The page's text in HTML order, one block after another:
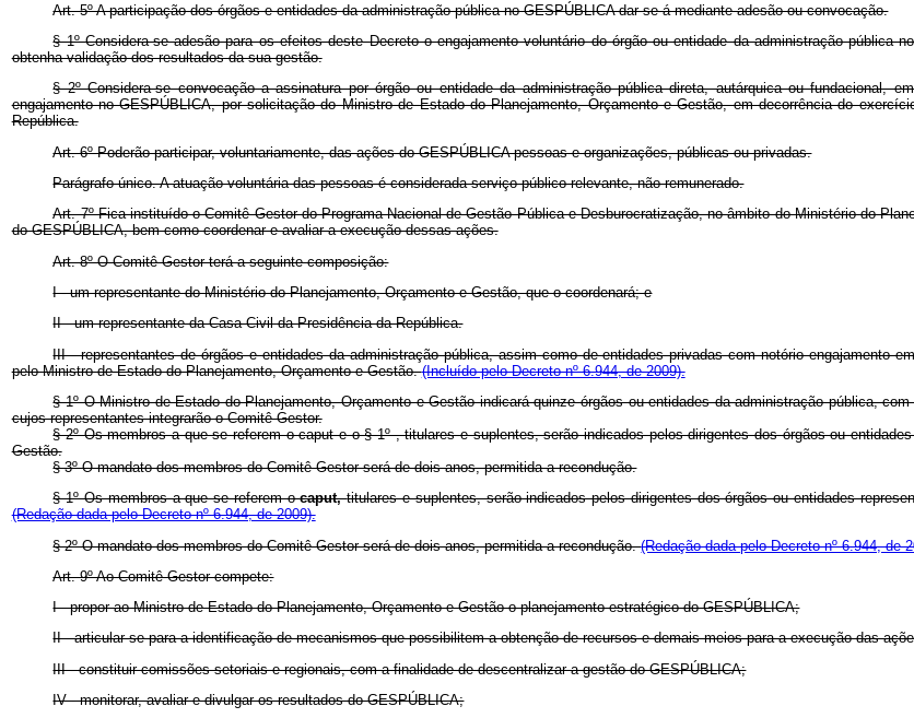
Art. 5º A participação dos órgãos e entidades da administração pública no GESPÚBLICA dar-se-á mediante adesão ou convocação.
§ 1º Considera-se adesão para os efeitos deste Decreto o engajamento voluntário do órgão ou entidade da administração pública
obtenha validação dos resultados da sua gestão.
§ 2º Considera-se convocação a assinatura por órgão ou entidade da administração pública direta, autárquica ou fundacional,
engajamento no GESPÚBLICA, por solicitação do Ministro de Estado do Planejamento, Orçamento e Gestão, em decorrência do
República.
Art. 6º Poderão participar, voluntariamente, das ações do GESPÚBLICA pessoas e organizações, públicas ou privadas.
Parágrafo único. A atuação voluntária das pessoas é considerada serviço público relevante, não remunerado.
Art. 7º Fica instituído o Comitê Gestor do Programa Nacional de Gestão Pública e Desburocratização, no âmbito do Ministério do
do GESPÚBLICA, bem como coordenar e avaliar a execução dessas ações.
Art. 8º O Comitê Gestor terá a seguinte composição:
I - um representante do Ministério do Planejamento, Orçamento e Gestão, que o coordenará; e
II - um representante da Casa Civil da Presidência da República.
III - representantes de órgãos e entidades da administração pública, assim como de entidades privadas com notório engajamento
pelo Ministro de Estado do Planejamento, Orçamento e Gestão.(Incluído pelo Decreto nº 6.944, de 2009).
§ 1º O Ministro de Estado do Planejamento, Orçamento e Gestão indicará quinze órgãos ou entidades da administração pública,
cujos representantes integrarão o Comitê Gestor.
§ 2º Os membros a que se referem o caput e o § 1º , titulares e suplentes, serão indicados pelos dirigentes dos órgãos ou
Gestão.
§ 3º O mandato dos membros do Comitê Gestor será de dois anos, permitida a recondução.
§ 1º Os membros a que se referem ocaput,titulares e suplentes, serão indicados pelos dirigentes dos órgãos ou entidades
(Redação dada pelo Decreto nº 6.944, de 2009).
§ 2º O mandato dos membros do Comitê Gestor será de dois anos, permitida a recondução.(Redação dada pelo Decreto nº 6.944, de
Art. 9º Ao Comitê Gestor compete:
I - propor ao Ministro de Estado do Planejamento, Orçamento e Gestão o planejamento estratégico do GESPÚBLICA;
II - articular-se para a identificação de mecanismos que possibilitem a obtenção de recursos e demais meios para a execução das
III - constituir comissões setoriais e regionais, com a finalidade de descentralizar a gestão do GESPÚBLICA;
IV - monitorar, avaliar e divulgar os resultados do GESPÚBLICA;